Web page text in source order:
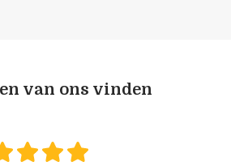
van ons vinden